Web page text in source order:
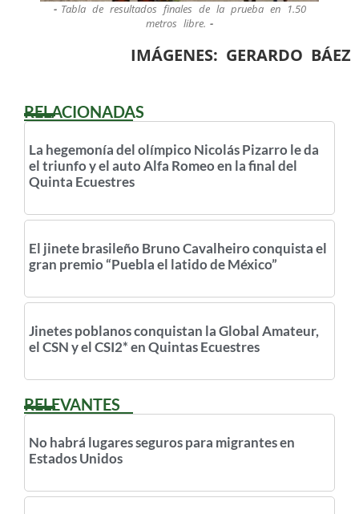
Tabla de resultados finales de la prueba en 1.50
metros libre.
IMÁGENES: GERARDO BÁEZ
RELACIONADAS
La hegemonía del olímpico Nicolás Pizarro le da
el triunfo y el auto Alfa Romeo en la final del
Quinta Ecuestres
El jinete brasileño Bruno Cavalheiro conquista el
gran premio “Puebla el latido de México”
Jinetes poblanos conquistan la Global Amateur,
el CSN y el CSI2* en Quintas Ecuestres
RELEVANTES
No habrá lugares seguros para migrantes en
Estados Unidos